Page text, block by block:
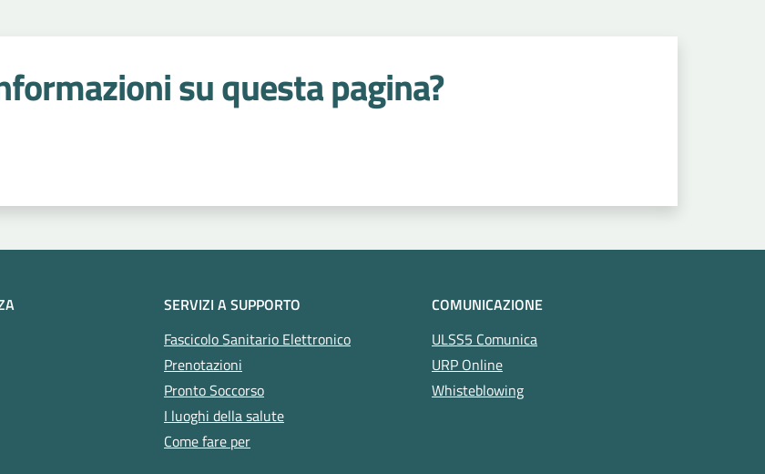
su questa pagina?
SERVIZI A SUPPORTO
Fascicolo Sanitario Elettronico
Prenotazioni
Pronto Soccorso
I luoghi della salute
Come fare per
COMUNICAZIONE
ULSS5 Comunica
URP Online
Whisteblowing